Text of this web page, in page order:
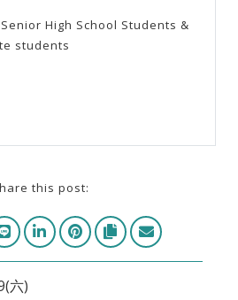
High School Students &
students
this post:
六)